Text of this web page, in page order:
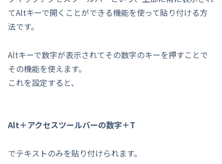
てAltキーで開くことができる機能を使って貼り付ける方
法です。
Altキーで数字が表示されてその数字のキーを押すことで
その機能を使えます。
これを設定すると、
Alt＋アクセスツールバーの数字＋T
でテキストのみを貼り付けられます。